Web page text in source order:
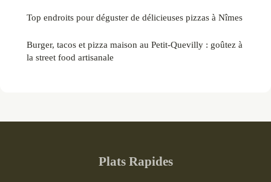
Top endroits pour déguster de délicieuses pizzas à Nîmes
Burger, tacos et pizza maison au Petit-Quevilly : goûtez à
la street food artisanale
Plats Rapides